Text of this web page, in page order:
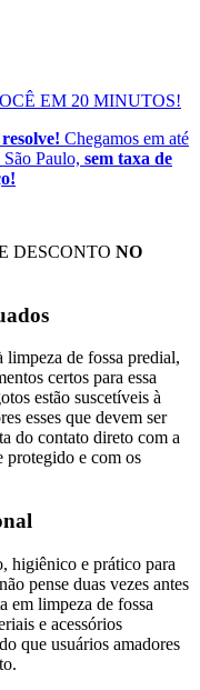
EM 20 MINUTOS!
Chegamos em até
Paulo, sem taxa de
DESCONTO NO
limpeza de fossa predial,
certos para essa
estão suscetíveis à
esses que devem ser
do contato direto com a
protegido e com os
higiênico e prático para
pense duas vezes antes
em limpeza de fossa
e acessórios
que usuários amadores